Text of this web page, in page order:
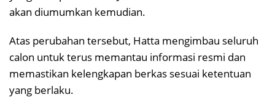
akan diumumkan kemudian.
Atas perubahan tersebut, Hatta mengimbau seluruh
calon untuk terus memantau informasi resmi dan
memastikan kelengkapan berkas sesuai ketentuan
yang berlaku.